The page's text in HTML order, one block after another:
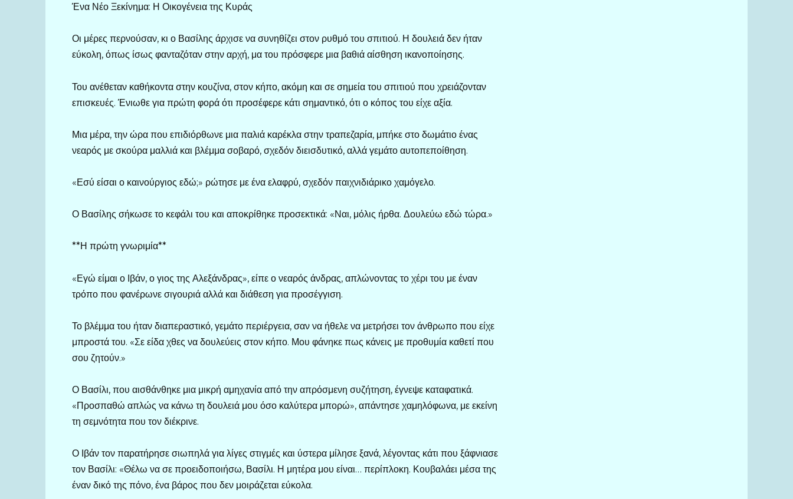
Ένα Νέο Ξεκίνημα: Η Οικογένεια της Κυράς
Οι μέρες περνούσαν, κι ο Βασίλης άρχισε να συνηθίζει στον ρυθμό του σπιτιού. Η δουλειά δεν ήταν
εύκολη, όπως ίσως φανταζόταν στην αρχή, μα του πρόσφερε μια βαθιά αίσθηση ικανοποίησης.
Του ανέθεταν καθήκοντα στην κουζίνα, στον κήπο, ακόμη και σε σημεία του σπιτιού που χρειάζονταν
επισκευές. Ένιωθε για πρώτη φορά ότι προσέφερε κάτι σημαντικό, ότι ο κόπος του είχε αξία.
Μια μέρα, την ώρα που επιδιόρθωνε μια παλιά καρέκλα στην τραπεζαρία, μπήκε στο δωμάτιο ένας
νεαρός με σκούρα μαλλιά και βλέμμα σοβαρό, σχεδόν διεισδυτικό, αλλά γεμάτο αυτοπεποίθηση.
«Εσύ είσαι ο καινούργιος εδώ;» ρώτησε με ένα ελαφρύ, σχεδόν παιχνιδιάρικο χαμόγελο.
Ο Βασίλης σήκωσε το κεφάλι του και αποκρίθηκε προσεκτικά: «Ναι, μόλις ήρθα. Δουλεύω εδώ τώρα.»
**Η πρώτη γνωριμία**
«Εγώ είμαι ο Ιβάν, ο γιος της Αλεξάνδρας», είπε ο νεαρός άνδρας, απλώνοντας το χέρι του με έναν
τρόπο που φανέρωνε σιγουριά αλλά και διάθεση για προσέγγιση.
Το βλέμμα του ήταν διαπεραστικό, γεμάτο περιέργεια, σαν να ήθελε να μετρήσει τον άνθρωπο που είχε
μπροστά του. «Σε είδα χθες να δουλεύεις στον κήπο. Μου φάνηκε πως κάνεις με προθυμία καθετί που
σου ζητούν.»
Ο Βασίλι, που αισθάνθηκε μια μικρή αμηχανία από την απρόσμενη συζήτηση, έγνεψε καταφατικά.
«Προσπαθώ απλώς να κάνω τη δουλειά μου όσο καλύτερα μπορώ», απάντησε χαμηλόφωνα, με εκείνη
τη σεμνότητα που τον διέκρινε.
Ο Ιβάν τον παρατήρησε σιωπηλά για λίγες στιγμές και ύστερα μίλησε ξανά, λέγοντας κάτι που ξάφνιασε
τον Βασίλι: «Θέλω να σε προειδοποιήσω, Βασίλι. Η μητέρα μου είναι… περίπλοκη. Κουβαλάει μέσα της
έναν δικό της πόνο, ένα βάρος που δεν μοιράζεται εύκολα.